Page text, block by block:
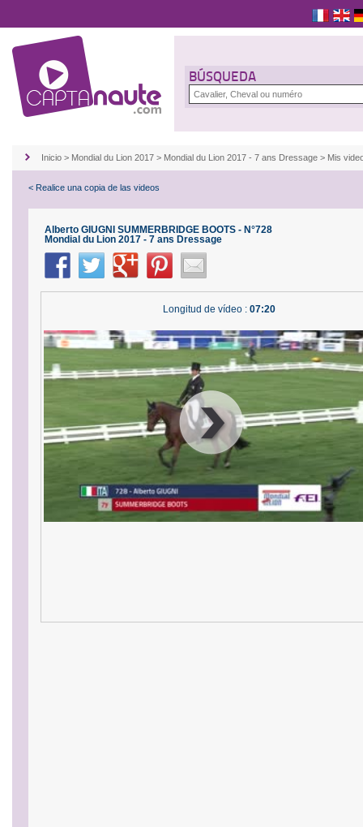
BÚSQUEDA
Inicio > Mondial du Lion 2017 > Mondial du Lion 2017 - 7 ans Dressage > Mis
< Realice una copia de las videos
Alberto GIUGNI SUMMERBRIDGE BOOTS - N°728
Mondial du Lion 2017 - 7 ans Dressage
Longitud de vídeo : 07:20
00:00 00|00: 00: